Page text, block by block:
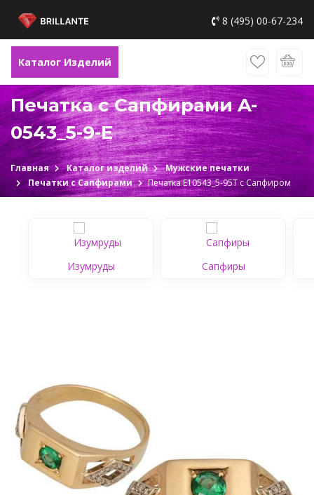
8 (495) 00-67-234
Каталог Изделий
Печатка с Сапфирами A-
0543_5-9-E
Главная Каталог изделий
Мужские печатки
Печатки с Сапфирами
Печатка Е10543_5-95Т c Сапфиром
Изумруды Сапфиры